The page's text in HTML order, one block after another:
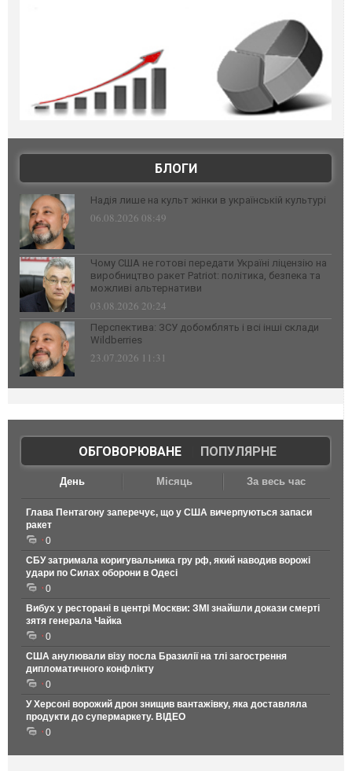
БЛОГИ
Надія лише на культ жінки в українській культурі
06.08.2026 08:49
Чому США не готові передати Україні ліцензію на
виробництво ракет Patriot: політика, безпека та
можливі альтернативи
03.08.2026 20:24
Перспектива: ЗСУ добомблять і всі інші склади
Wildberries
23.07.2026 11:31
ОБГОВОРЮВАНЕ| ПОПУЛЯРНЕ
День Місяць За весь час
Глава Пентагону заперечує, що у США вичерпуються запаси
ракет
0
СБУ затримала коригувальника гру рф, який наводив ворожі
удари по Силах оборони в Одесі
0
Вибух у ресторані в центрі Москви: ЗМІ знайшли докази смерті
зятя генерала Чайка
0
США анулювали візу посла Бразилії на тлі загострення
дипломатичного конфлікту
0
У Херсоні ворожий дрон знищив вантажівку, яка доставляла
продукти до супермаркету. ВІДЕО
0